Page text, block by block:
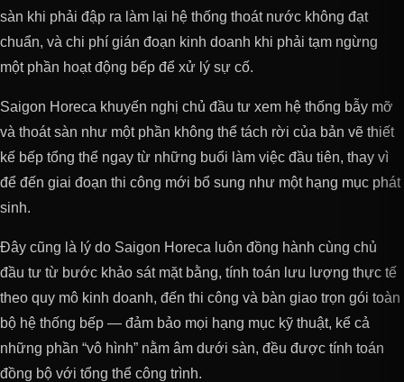
sàn khi phải đập ra làm lại hệ thống thoát nước không đạt
chuẩn, và chi phí gián đoạn kinh doanh khi phải tạm ngừng
một phần hoạt động bếp để xử lý sự cố.
Saigon Horeca khuyến nghị chủ đầu tư xem hệ thống bẫy mỡ
và thoát sàn như một phần không thể tách rời của bản vẽ thiết
kế bếp tổng thể ngay từ những buổi làm việc đầu tiên, thay vì
để đến giai đoạn thi công mới bổ sung như một hạng mục phát
sinh.
Đây cũng là lý do Saigon Horeca luôn đồng hành cùng chủ
đầu tư từ bước khảo sát mặt bằng, tính toán lưu lượng thực tế
theo quy mô kinh doanh, đến thi công và bàn giao trọn gói toàn
bộ hệ thống bếp — đảm bảo mọi hạng mục kỹ thuật, kể cả
những phần “vô hình” nằm âm dưới sàn, đều được tính toán
đồng bộ với tổng thể công trình.